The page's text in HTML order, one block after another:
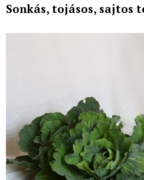
Sonkás, tojásos, sajtos